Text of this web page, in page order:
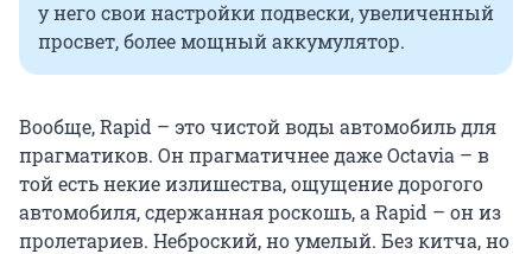
у него свои настройки подвески, увеличенный
просвет, более мощный аккумулятор.
Вообще, Rapid – это чистой воды автомобиль для
прагматиков. Он прагматичнее даже Octavia – в
той есть некие излишества, ощущение дорогого
автомобиля, сдержанная роскошь, а Rapid – он из
пролетариев. Неброский, но умелый. Без китча, но